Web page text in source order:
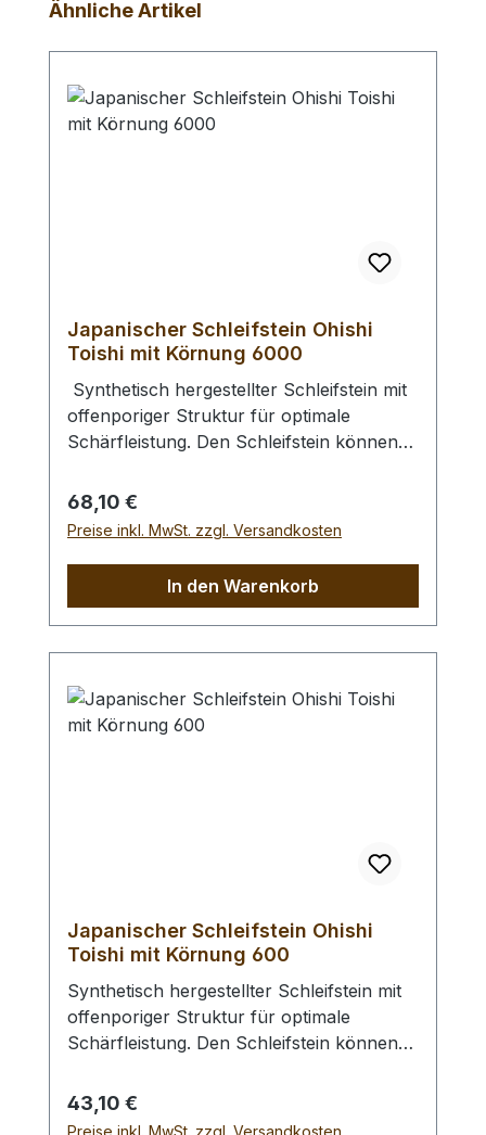
Produktgalerie überspringen
Ähnliche Artikel
Japanischer Schleifstein Ohishi
Toishi mit Körnung 6000
Synthetisch hergestellter Schleifstein mit
offenporiger Struktur für optimale
Schärfleistung. Den Schleifstein können
einer Glasplatte abrichten. Vor Benutzung
sollten Sie den Schleifstein ca. 10 - 15
Minuten wässern. Abmessungen (L/B/H)
Regulärer Preis:
68,10 €
Preise inkl. MwSt. zzgl. Versandkosten
In den Warenkorb
Japanischer Schleifstein Ohishi
Toishi mit Körnung 600
Synthetisch hergestellter Schleifstein mit
offenporiger Struktur für optimale
Schärfleistung. Den Schleifstein können
einer Glasplatte abrichten. Vor Benutzung
sollten Sie den Schleifstein ca. 10 - 15
Regulärer Preis:
43,10 €